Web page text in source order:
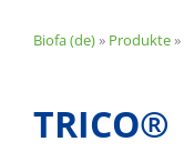
Biofa (de)» Produkte»
TRICO®